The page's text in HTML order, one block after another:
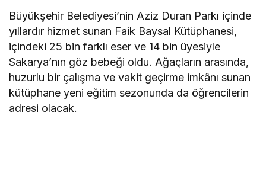
Büyükşehir Belediyesi’nin Aziz Duran Parkı içinde
yıllardır hizmet sunan Faik Baysal Kütüphanesi,
içindeki 25 bin farklı eser ve 14 bin üyesiyle
Sakarya’nın göz bebeği oldu. Ağaçların arasında,
huzurlu bir çalışma ve vakit geçirme imkânı sunan
kütüphane yeni eğitim sezonunda da öğrencilerin
adresi olacak.